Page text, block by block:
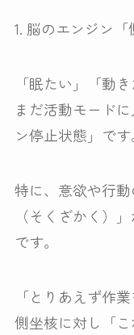
1. 脳のエンジン
「眠たい」「動
まだ活動モード
ン停止状態」です
特に、意欲や行
（そくざかく）
です。
「とりあえず作
側坐核に対し「